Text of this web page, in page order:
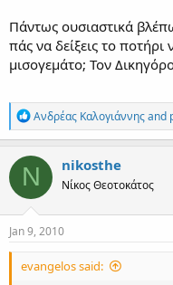
Πάντως ουσιαστικά
πάς να δείξεις το ποτήρι
μισογεμάτο; Τον
R
e
a
c
i
o
n
Ανδρέας Καλογιάννηςand
N nikosthe
Νίκος Θεοτοκάτος
Jan 9, 2010
evangelos said: